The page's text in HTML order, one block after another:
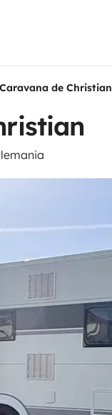
Caravana de Christian